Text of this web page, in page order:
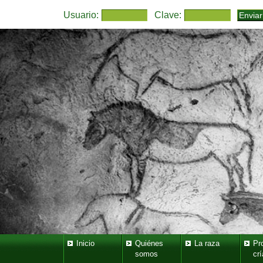
Usuario: Clave:
Inicio
Quiénes
somos
La raza